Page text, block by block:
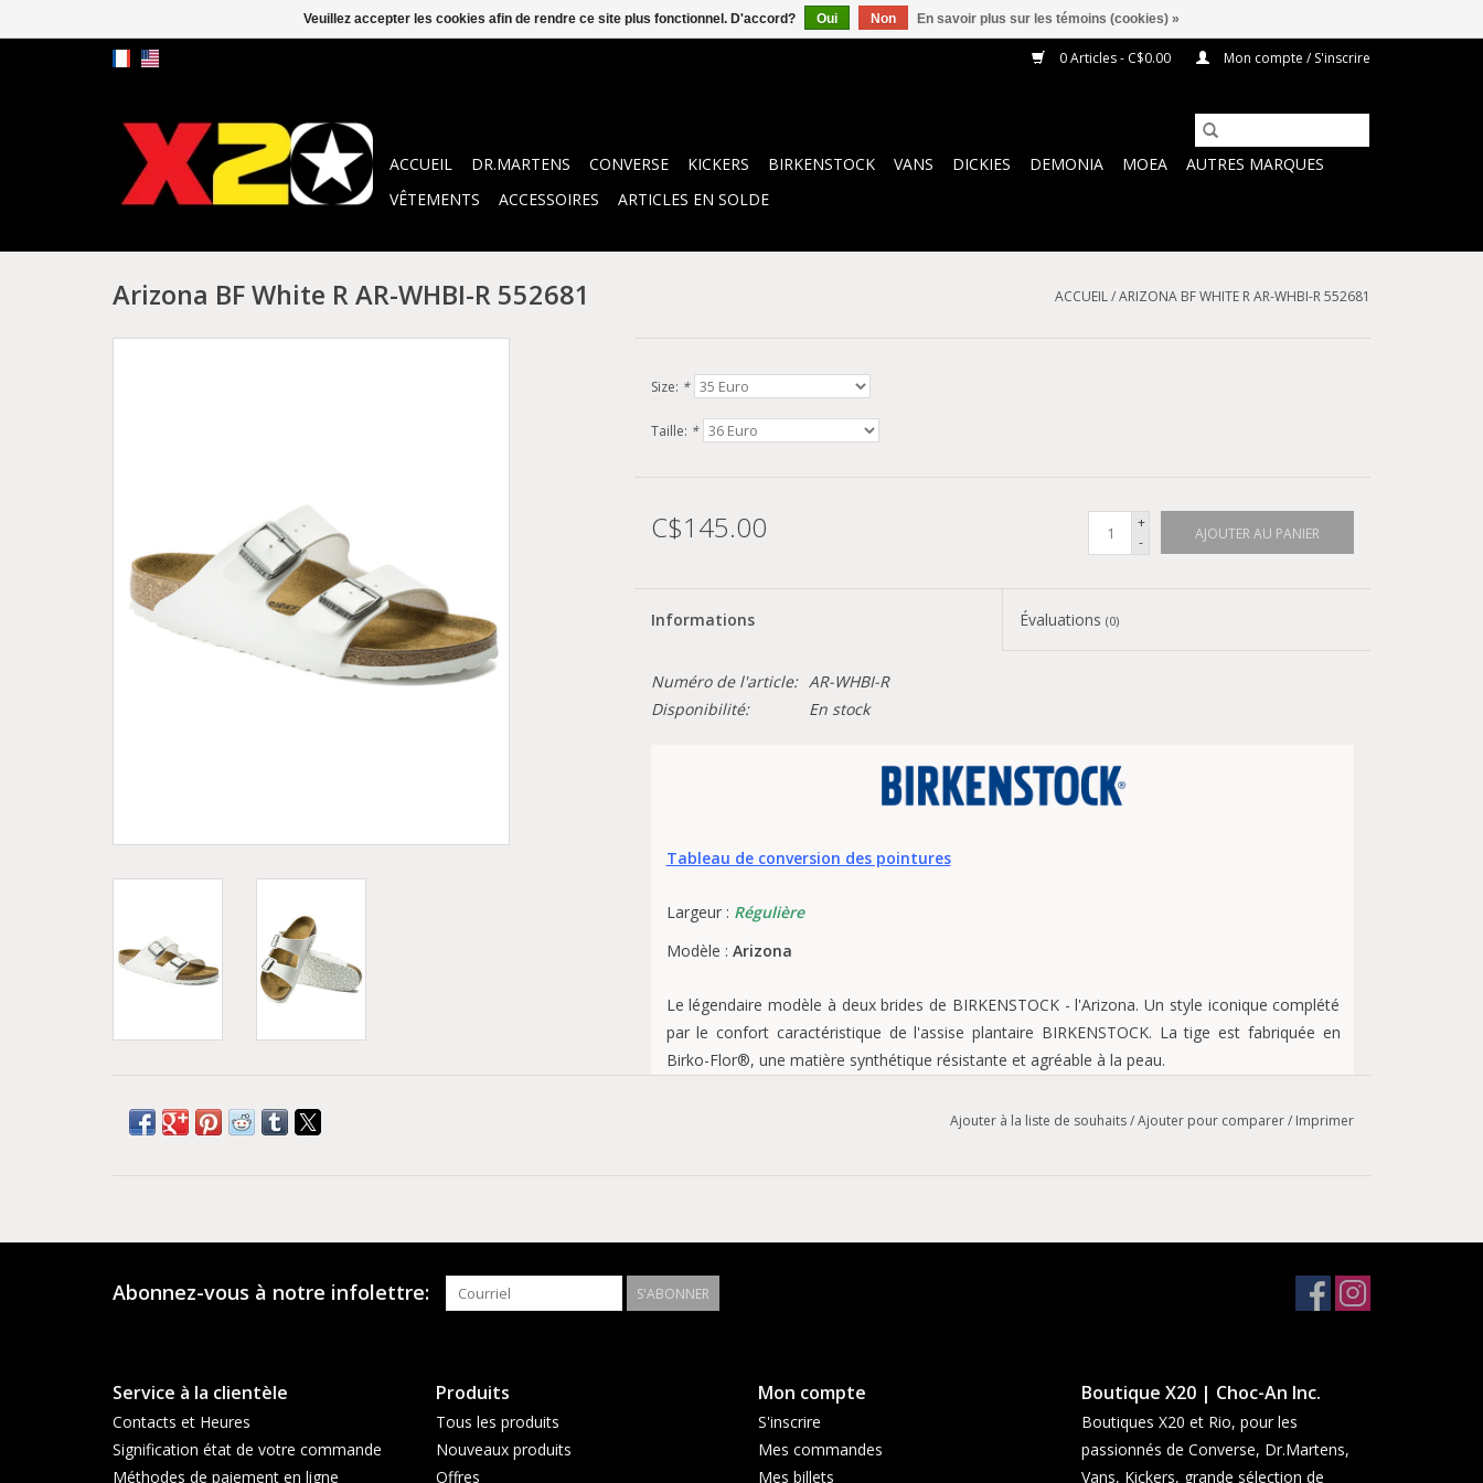
0 Articles - C$0.00 Mon compte / S'inscrire
ACCUEIL DR.MARTENS CONVERSE KICKERS BIRKENSTOCK VANS DICKIES DEMONIA MOEA
AUTRES MARQUES
VÊTEMENTS
ACCESSOIRES ARTICLES EN SOLDE
Arizona BF White R AR-WHBI-R 552681 ACCUEIL/ARIZONA BF WHITE R AR-WHBI-R 552681
Size: *
Taille: *
C$145.00
+
-
AJOUTER AU PANIER
Informations Évaluations(0)
Numéro de l'article: AR-WHBI-R
Disponibilité:
En stock
Tableau de conversion des pointures
Largeur : Régulière
Modèle : Arizona
Le légendaire modèle à deux brides de BIRKENSTOCK - l'Arizona. Un style iconique complété
par le confort caractéristique de l'assise plantaire BIRKENSTOCK. La tige est fabriquée en
Birko-Flor®, une matière synthétique résistante et agréable à la peau.
Fabriqué en Allemagne
Ajouter à la liste de souhaits/Ajouter pour comparer/ Imprimer
Abonnez-vous à notre infolettre: S'ABONNER
Service à la clientèle
Contacts et Heures
Signification état de votre commande
Méthodes de paiement en ligne
Produits
Tous les produits
Nouveaux produits
Offres
Mon compte
S'inscrire
Mes commandes
Mes billets
Boutique X20 | Choc-An Inc.
Boutiques X20 et Rio, pour les
passionnés de Converse, Dr.Martens,
Vans, Kickers, grande sélection de
Veuillez accepter les cookies afin de rendre ce site plus fonctionnel. D'accord? Oui Non En savoir plus sur les témoins (cookies) »